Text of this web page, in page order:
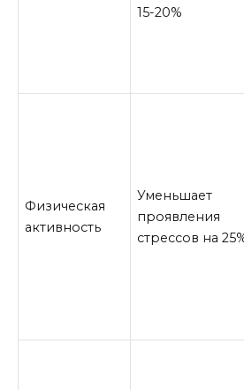
15-20%
Физическая
активность
Уменьшает
проявления
стрессов на